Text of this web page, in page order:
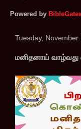
Powered by
Tuesday, November
மனிதனாய் வாழ்வது